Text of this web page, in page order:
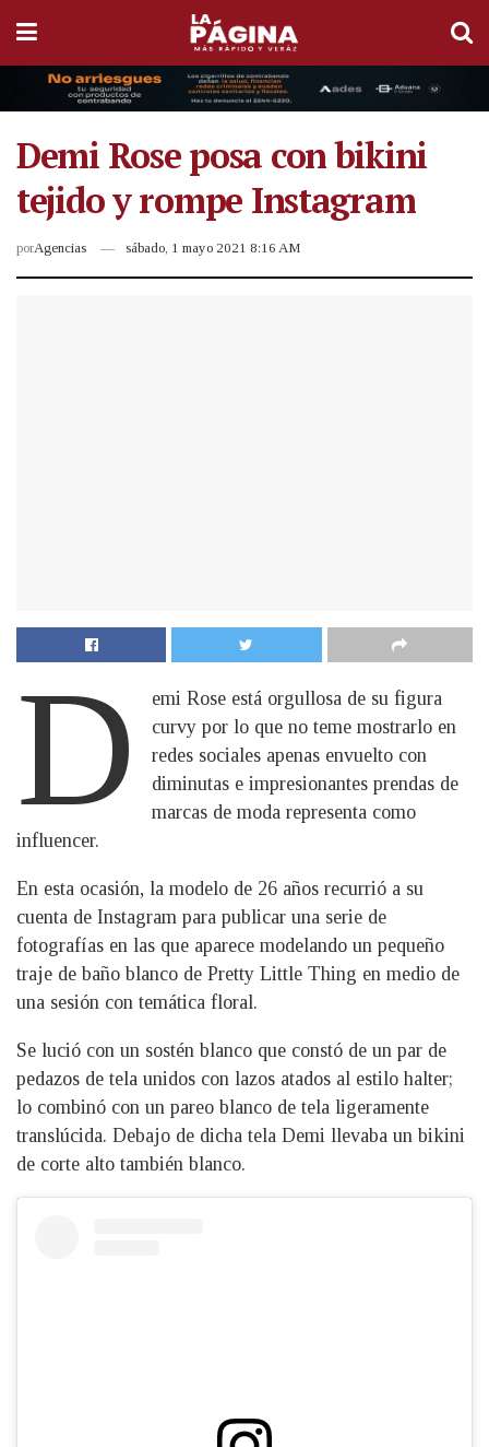
Demi Rose posa con bikini
tejido y rompe Instagram
porAgencias sábado, 1 mayo 2021 8:16 AM
D
emi Rose está orgullosa de su figura
curvy por lo que no teme mostrarlo en
redes sociales apenas envuelto con
diminutas e impresionantes prendas de
marcas de moda representa como
influencer.
En esta ocasión, la modelo de 26 años recurrió a su
cuenta de Instagram para publicar una serie de
fotografías en las que aparece modelando un pequeño
traje de baño blanco de Pretty Little Thing en medio de
una sesión con temática floral.
Se lució con un sostén blanco que constó de un par de
pedazos de tela unidos con lazos atados al estilo halter;
lo combinó con un pareo blanco de tela ligeramente
translúcida. Debajo de dicha tela Demi llevaba un bikini
de corte alto también blanco.